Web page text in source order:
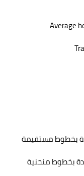
Average
بخطوط مستقيمة
بخطوط منحنية